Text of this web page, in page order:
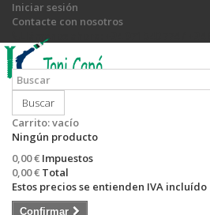
Iniciar sesión
Contacte con nosotros
Llámanos ahora:
Buscar
Carrito:vacío
Ningún producto
0,00 € Impuestos
0,00 € Total
Estos precios se entienden IVA incluído
Confirmar